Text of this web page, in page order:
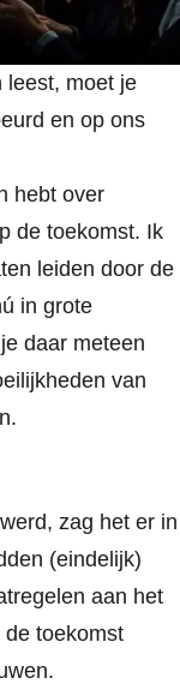
leest, moet je
en op ons
hebt over
de toekomst. Ik
leiden door de
in grote
daar meteen
van
zag het er in
(eindelijk)
aan het
toekomst